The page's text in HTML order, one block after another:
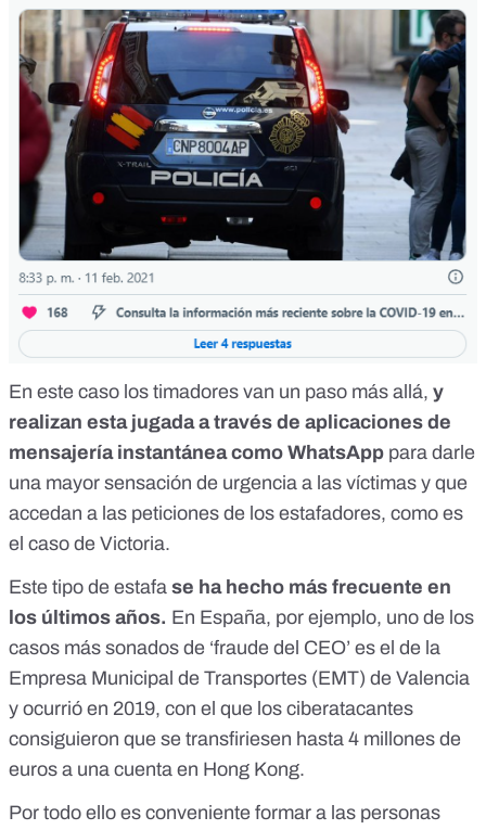
En este caso los timadores van un paso más allá, y
realizan esta jugada a través de aplicaciones de
mensajería instantánea como WhatsApp para darle
una mayor sensación de urgencia a las víctimas y que
accedan a las peticiones de los estafadores, como es
el caso de Victoria.
Este tipo de estafa se ha hecho más frecuente en
los últimos años. En España, por ejemplo, uno de los
casos más sonados de ‘fraude del CEO’ es el de la
Empresa Municipal de Transportes (EMT) de Valencia
y ocurrió en 2019, con el que los ciberatacantes
consiguieron que se transfiriesen hasta 4 millones de
euros a una cuenta en Hong Kong.
Por todo ello es conveniente formar a las personas